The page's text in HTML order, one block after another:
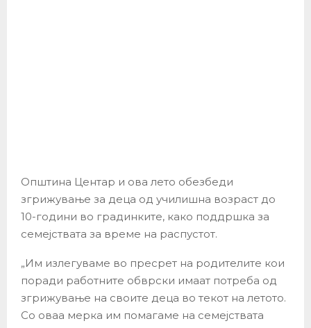
Општина Центар и ова лето обезбеди
згрижување за деца од училишна возраст до
10-години во градинките, како поддршка за
семејствата за време на распустот.
„Им излегуваме во пресрет на родителите кои
поради работните обврски имаат потреба од
згрижување на своите деца во текот на летото.
Со оваа мерка им помагаме на семејствата